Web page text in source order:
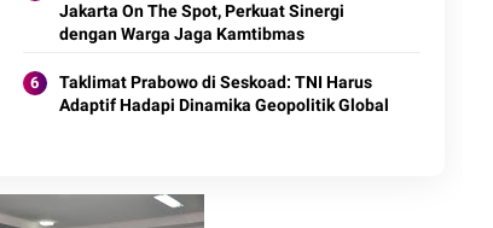
Jakarta On The Spot, Perkuat Sinergi
dengan Warga Jaga Kamtibmas
Taklimat Prabowo di Seskoad: TNI Harus
Adaptif Hadapi Dinamika Geopolitik Global